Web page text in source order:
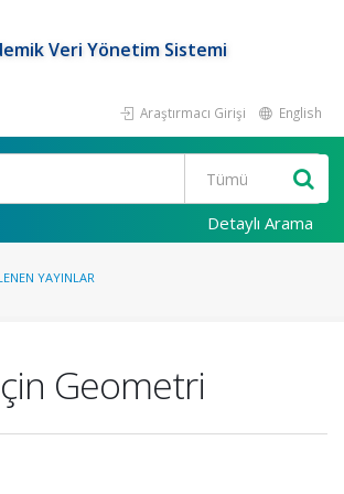
Veri Yönetim Sistemi
Araştırmacı Girişi English
Detaylı Arama
YAYINLAR
Geometri